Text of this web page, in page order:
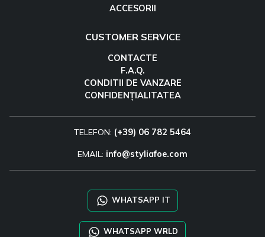
ACCESORII
CUSTOMER SERVICE
CONTACTE
F.A.Q.
CONDITII DE VANZARE
CONFIDENȚIALITATEA
TELEFON: (+39) 06 782 5464
EMAIL: info@styliafoe.com
WHATSAPP IT
WHATSAPP WRLD